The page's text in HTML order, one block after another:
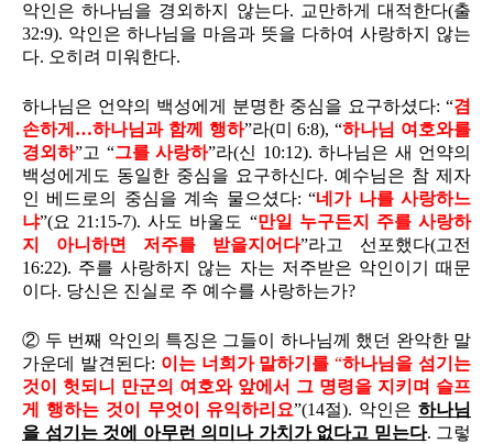
악인은 하나님을 경외하지 않는다. 교만하게 대적한다(출
32:9). 악인은 하나님을 마음과 뜻을 다하여 사랑하지 않는
다. 오히려 미워한다.
하나님은 언약의 백성에게 분명한 중심을 요구하셨다: “겸
손하게…하나님과 함께 행하”라(미 6:8), “하나님 여호와를
경외하”고 “그를 사랑하”라(신 10:12). 하나님은 새 언약의
백성에게도 동일한 중심을 요구하신다. 예수님은 참 제자
인 베드로의 중심을 계속 물으셨다: “네가 나를 사랑하느
냐”(요 21:15-7). 사도 바울도 “만일 누구든지 주를 사랑하
지 아니하면 저주를 받을지어다”라고 선포했다(고전
16:22). 주를 사랑하지 않는 자는 저주받은 악인이기 때문
이다. 당신은 진실로 주 예수를 사랑하는가?
② 두 번째 악인의 특징은 그들이 하나님께 했던 완악한 말
가운데 발견된다: 이는 너희가 말하기를“하나님을 섬기는
것이 헛되니 만군의 여호와 앞에서 그 명령을 지키며 슬프
게 행하는 것이 무엇이 유익하리요”(14절). 악인은하나님
을 섬기는 것에 아무런 의미나 가치가 없다고 믿는다. 그렇